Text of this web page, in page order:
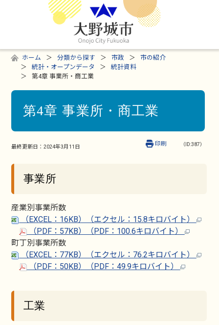
ホーム 分類から探す 市政
市の紹介
統計・オープンデータ
統計資料
第4章 事業所・商工業
第4章 事業所・商工業
最終更新日： 2024年3月11日 （ID:387）
印刷
事業所
産業別事業所数
（EXCEL：16KB）（エクセル：15.8キロバイト）
（PDF：57KB）（PDF：100.6キロバイト）
町丁別事業所数
（EXCEL：77KB）（エクセル：76.2キロバイト）
（PDF：50KB）（PDF：49.9キロバイト）
工業